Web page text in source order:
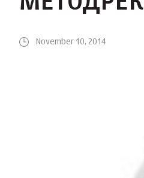
November 10, 2014